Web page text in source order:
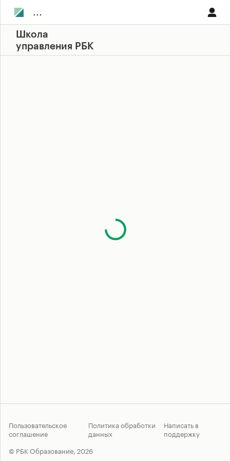
Школа
управления РБК
Пользовательское
соглашение
Политика обработки
данных
Написать в
поддержку
© РБК Образование, 2026